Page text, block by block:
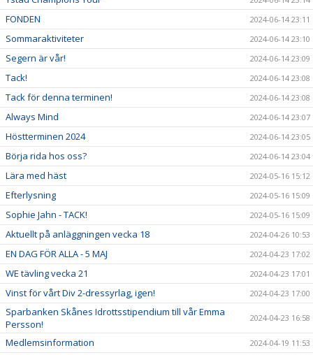
FONDEN 2024-06-14 23:11
Sommaraktiviteter 2024-06-14 23:10
Segern är vår! 2024-06-14 23:09
Tack! 2024-06-14 23:08
Tack för denna terminen! 2024-06-14 23:08
Always Mind 2024-06-14 23:07
Höstterminen 2024 2024-06-14 23:05
Börja rida hos oss? 2024-06-14 23:04
Lära med häst 2024-05-16 15:12
Efterlysning 2024-05-16 15:09
Sophie Jahn - TACK! 2024-05-16 15:09
Aktuellt på anläggningen vecka 18 2024-04-26 10:53
EN DAG FÖR ALLA - 5 MAJ 2024-04-23 17:02
WE tävling vecka 21 2024-04-23 17:01
Vinst för vårt Div 2-dressyrlag, igen! 2024-04-23 17:00
Sparbanken Skånes Idrottsstipendium till vår Emma
Persson!
2024-04-23 16:58
Medlemsinformation 2024-04-19 11:53